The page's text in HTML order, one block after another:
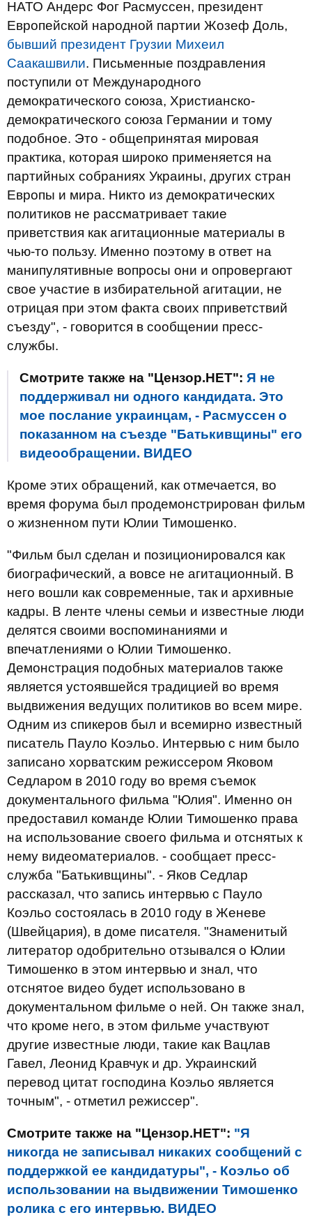
НАТО Андерс Фог Расмуссен, президент
Европейской народной партии Жозеф Доль,
бывший президент Грузии Михеил
Саакашвили. Письменные поздравления
поступили от Международного
демократического союза, Христианско-
демократического союза Германии и тому
подобное. Это - общепринятая мировая
практика, которая широко применяется на
партийных собраниях Украины, других стран
Европы и мира. Никто из демократических
политиков не рассматривает такие
приветствия как агитационные материалы в
чью-то пользу. Именно поэтому в ответ на
манипулятивные вопросы они и опровергают
свое участие в избирательной агитации, не
отрицая при этом факта своих пприветствий
съезду", - говорится в сообщении пресс-
службы.
Смотрите также на "Цензор.НЕТ": Я не
поддерживал ни одного кандидата. Это
мое послание украинцам, - Расмуссен о
показанном на съезде "Батькивщины" его
видеообращении. ВИДЕО
Кроме этих обращений, как отмечается, во
время форума был продемонстрирован фильм
о жизненном пути Юлии Тимошенко.
"Фильм был сделан и позиционировался как
биографический, а вовсе не агитационный. В
него вошли как современные, так и архивные
кадры. В ленте члены семьи и известные люди
делятся своими воспоминаниями и
впечатлениями о Юлии Тимошенко.
Демонстрация подобных материалов также
является устоявшейся традицией во время
выдвижения ведущих политиков во всем мире.
Одним из спикеров был и всемирно известный
писатель Пауло Коэльо. Интервью с ним было
записано хорватским режиссером Яковом
Седларом в 2010 году во время съемок
документального фильма "Юлия". Именно он
предоставил команде Юлии Тимошенко права
на использование своего фильма и отснятых к
нему видеоматериалов. - сообщает пресс-
служба "Батькивщины". - Яков Седлар
рассказал, что запись интервью с Пауло
Коэльо состоялась в 2010 году в Женеве
(Швейцария), в доме писателя. "Знаменитый
литератор одобрительно отзывался о Юлии
Тимошенко в этом интервью и знал, что
отснятое видео будет использовано в
документальном фильме о ней. Он также знал,
что кроме него, в этом фильме участвуют
другие известные люди, такие как Вацлав
Гавел, Леонид Кравчук и др. Украинский
перевод цитат господина Коэльо является
точным", - отметил режиссер".
Смотрите также на "Цензор.НЕТ": "Я
никогда не записывал никаких сообщений с
поддержкой ее кандидатуры", - Коэльо об
использовании на выдвижении Тимошенко
ролика с его интервью. ВИДЕО